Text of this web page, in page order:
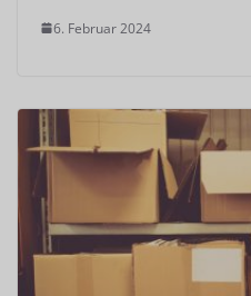
6. Februar 2024